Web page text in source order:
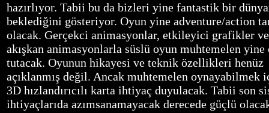
hazırlıyor. Tabii bu da bizleri yine fantastik bir
beklediğini gösteriyor. Oyun yine adventure/action
olacak. Gerçekci animasyonlar, etkileyici grafikler ve
akışkan animasyonlarla süslü oyun muhtemelen yine
tutacak. Oyunun hikayesi ve teknik özellikleri henüz
açıklanmış değil. Ancak muhtemelen oynayabilmek
3D hızlandırıcılı karta ihtiyaç duyulacak. Tabii son
ihtiyaçlarıda azımsanamayacak derecede güçlü